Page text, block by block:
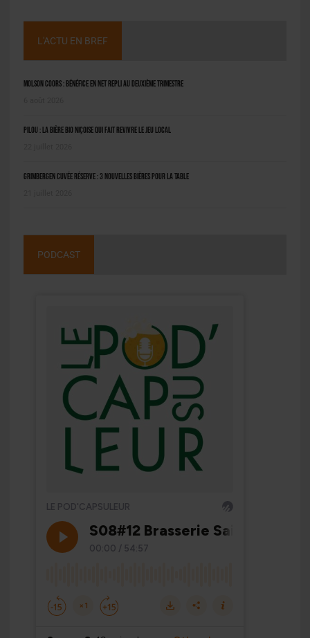
L'ACTU EN BREF
Molson Coors : bénéfice en net repli au deuxième trimestre
Pilou : la bière bio niçoise qui fait revivre le jeu local
Grimbergen Cuvée Réserve : 3 nouvelles bières pour la table
PODCAST